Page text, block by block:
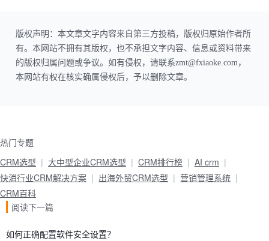
版权声明：本文章文字内容来自第三方投稿，版权归原始作者所
有。本网站不拥有其版权，也不承担文字内容、信息或资料带来
的版权归属问题或争议。如有侵权，请联系zmt@fxiaoke.com，
本网站有权在核实确属侵权后，予以删除文章。
热门专题
CRM选型
大中型企业CRM选型 CRM排行榜
AI crm
快消行业CRM解决方案
出海外贸CRM选型
营销管理系统
CRM百科
阅读下一篇
如何正确配置软件安全设置？